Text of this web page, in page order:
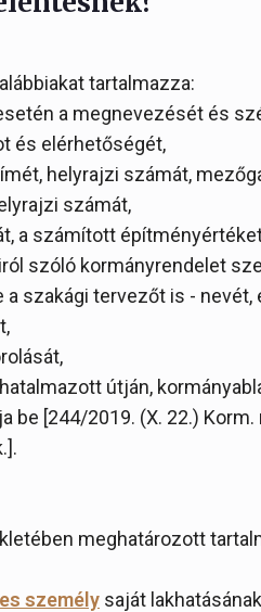
tartalmazza:
a megnevezését és
és elérhetőségét,
helyrajzi számát,
számát,
a számított
szóló kormányrendelet
szakági tervezőt is - nevét,
útján,
[244/2019. (X. 22.) Korm.
meghatározott
személy saját